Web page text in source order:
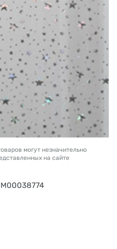
могут незначительно
на сайте